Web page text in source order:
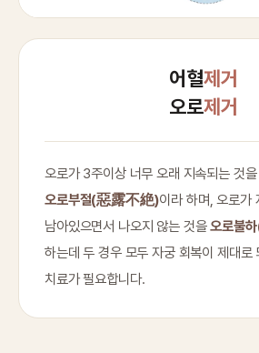
어혈제거
오로제거
오로가 3주이상 너무 오래 지속되는 것
오로부절(惡露不絶)이라 하며, 오로가
남아있으면서 나오지 않는 것을오로불
하는데 두 경우 모두 자궁 회복이 제대로
치료가 필요합니다.